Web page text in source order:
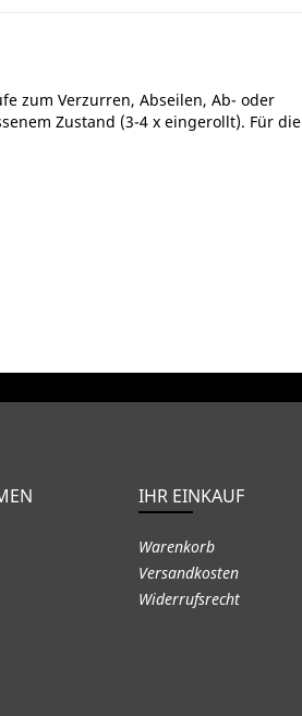
zum Verzurren, Abseilen, Ab- oder
Zustand (3-4 x eingerollt). Für die
IHR EINKAUF
Warenkorb
Versandkosten
Widerrufsrecht